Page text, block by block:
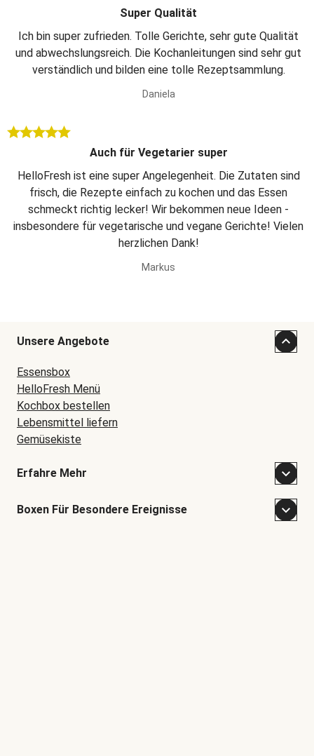
Super Qualität
Ich bin super zufrieden. Tolle Gerichte, sehr gute Qualität
und abwechslungsreich. Die Kochanleitungen sind sehr gut
verständlich und bilden eine tolle Rezeptsammlung.
Daniela
Auch für Vegetarier super
HelloFresh ist eine super Angelegenheit. Die Zutaten sind
frisch, die Rezepte einfach zu kochen und das Essen
schmeckt richtig lecker! Wir bekommen neue Ideen -
insbesondere für vegetarische und vegane Gerichte! Vielen
herzlichen Dank!
Markus
Unsere Angebote
Essensbox
HelloFresh Menü
Kochbox bestellen
Lebensmittel liefern
Gemüsekiste
Erfahre Mehr
Boxen Für Besondere Ereignisse